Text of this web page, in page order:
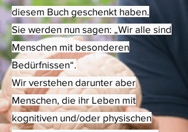
diesem Buch geschenkt haben.
Sie werden nun sagen: „Wir alle sind
Menschen mit besonderen
Bedürfnissen“.
Wir verstehen darunter aber
Menschen, die ihr Leben mit
kognitiven und/oder physischen